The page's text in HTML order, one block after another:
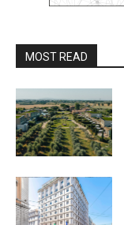
MOST READ